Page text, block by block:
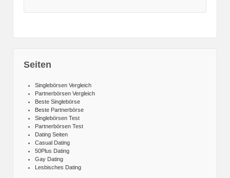
Seiten
Singlebörsen Vergleich
Partnerbörsen Vergleich
Beste Singlebörse
Beste Partnerbörse
Singlebörsen Test
Partnerbörsen Test
Dating Seiten
Casual Dating
50Plus Dating
Gay Dating
Lesbisches Dating